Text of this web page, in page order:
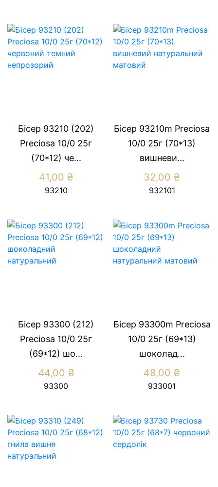
Бісер 93210 (202)
Preсiosa 10/0 25г
(70*12) че...
41,00 ₴
93210
Бісер 93210m Preсiosa
10/0 25г (70*13)
вишневи...
32,00 ₴
932101
Бісер 93300 (212)
Preсiosa 10/0 25г
(69*12) шо...
44,00 ₴
93300
Бісер 93300m Preсiosa
10/0 25г (69*13)
шоколад...
48,00 ₴
933001